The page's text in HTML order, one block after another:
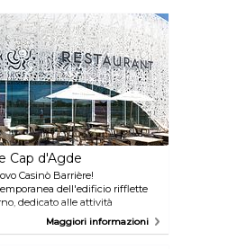
Cap d'Agde
Casinò Barrière!
dell'edificio rifflette
dedicato alle attività
di gioco con 150 slot
vido o poker), 2 tavoli di
Maggiori informazioni